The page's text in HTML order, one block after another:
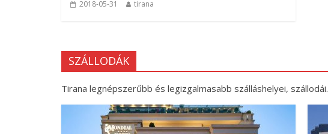
2018-05-31 tirana
SZÁLLODÁK
Tirana legnépszerűbb és legizgalmasabb szálláshelyei, szállodái.